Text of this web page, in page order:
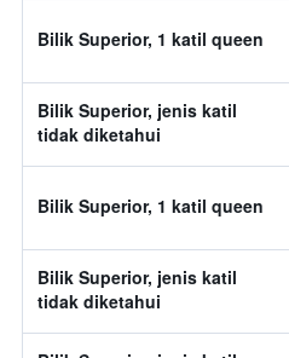
Bilik Superior, 1 katil queen
Bilik Superior, jenis katil
tidak diketahui
Bilik Superior, 1 katil queen
Bilik Superior, jenis katil
tidak diketahui